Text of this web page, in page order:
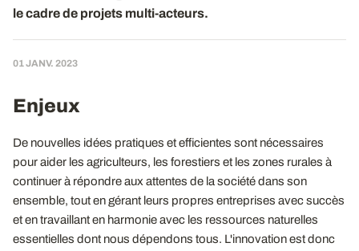
le cadre de projets multi-acteurs.
01 JANV. 2023
Enjeux
De nouvelles idées pratiques et efficientes sont nécessaires
pour aider les agriculteurs, les forestiers et les zones rurales à
continuer à répondre aux attentes de la société dans son
ensemble, tout en gérant leurs propres entreprises avec succès
et en travaillant en harmonie avec les ressources naturelles
essentielles dont nous dépendons tous. L'innovation est donc